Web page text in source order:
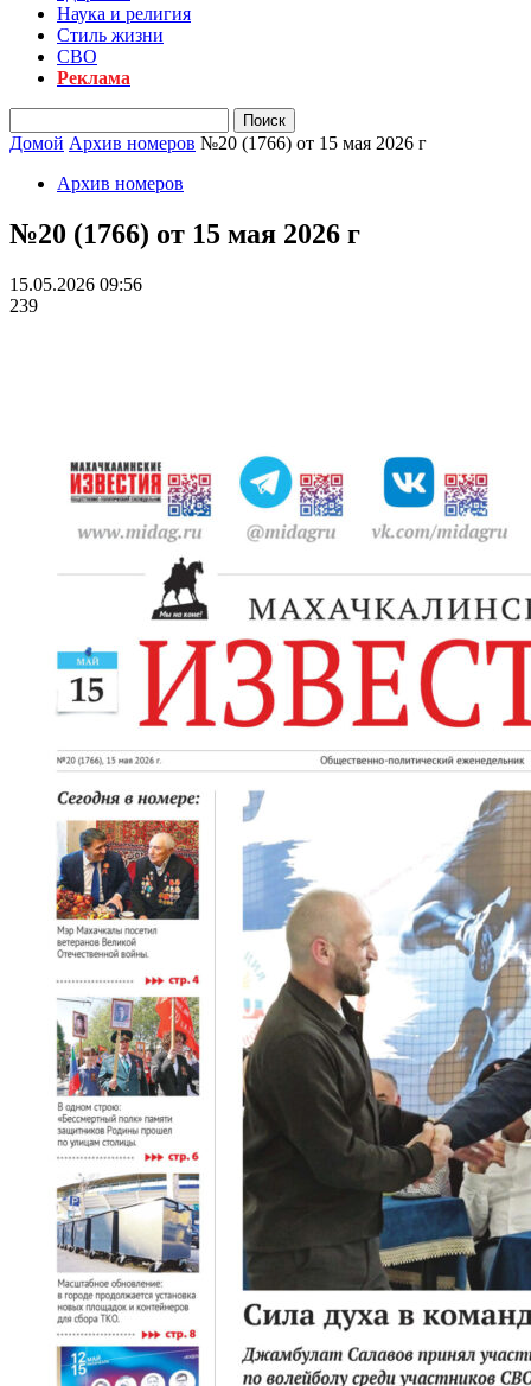
Наука и религия
Стиль жизни
СВО
Реклама
Домой Архив номеров №20 (1766) от 15 мая 2026 г
Архив номеров
№20 (1766) от 15 мая 2026 г
15.05.2026 09:56
239